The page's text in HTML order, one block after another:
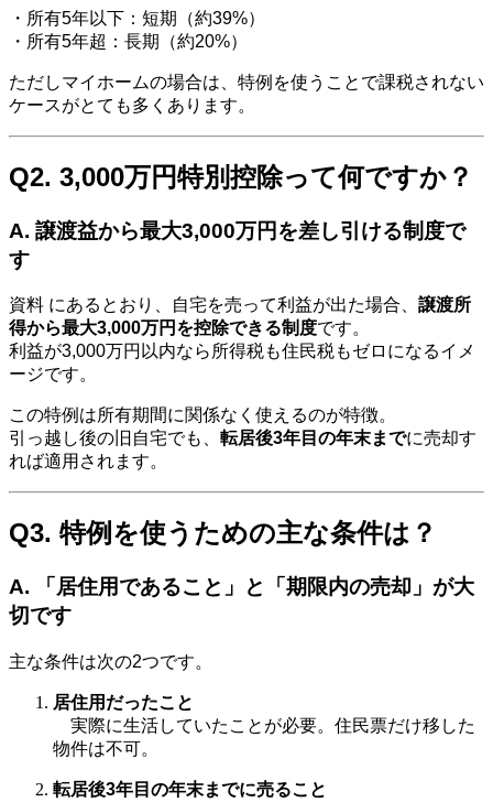
・所有5年以下：短期（約39%）
・所有5年超：長期（約20%）
ただしマイホームの場合は、特例を使うことで課税されない
ケースがとても多くあります。
Q2. 3,000万円特別控除って何ですか？
A. 譲渡益から最大3,000万円を差し引ける制度で
す
資料 にあるとおり、自宅を売って利益が出た場合、 譲渡所
得から最大3,000万円を控除できる制度です。
利益が3,000万円以内なら所得税も住民税もゼロになるイメ
ージです。
この特例は所有期間に関係なく使えるのが特徴。
引っ越し後の旧自宅でも、 転居後3年目の年末までに売却す
れば適用されます。
Q3. 特例を使うための主な条件は？
A. 「居住用であること」と「期限内の売却」が大
切です
主な条件は次の2つです。
居住用だったこと
実際に生活していたことが必要。住民票だけ移した
物件は不可。
転居後3年目の年末までに売ること